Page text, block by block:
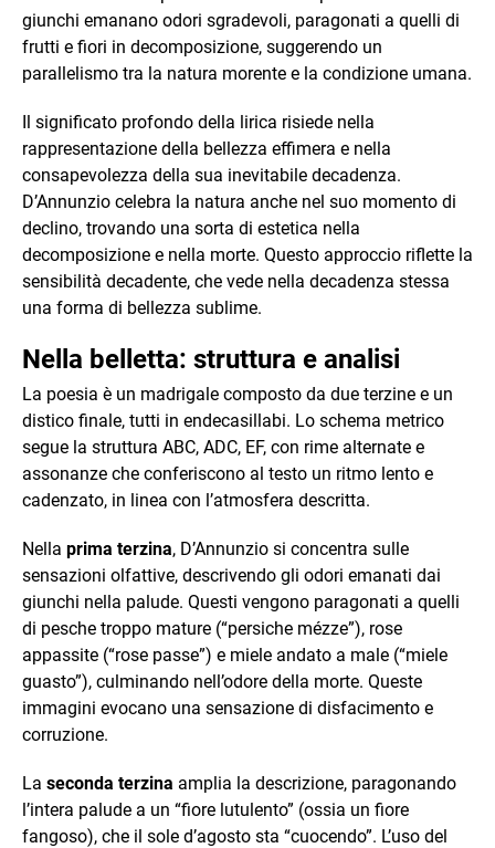
giunchi emanano odori sgradevoli, paragonati a quelli di
frutti e fiori in decomposizione, suggerendo un
parallelismo tra la natura morente e la condizione umana.
Il significato profondo della lirica risiede nella
rappresentazione della bellezza effimera e nella
consapevolezza della sua inevitabile decadenza.
D’Annunzio celebra la natura anche nel suo momento di
declino, trovando una sorta di estetica nella
decomposizione e nella morte. Questo approccio riflette la
sensibilità decadente, che vede nella decadenza stessa
una forma di bellezza sublime.
Nella belletta: struttura e analisi
La poesia è un madrigale composto da due terzine e un
distico finale, tutti in endecasillabi. Lo schema metrico
segue la struttura ABC, ADC, EF, con rime alternate e
assonanze che conferiscono al testo un ritmo lento e
cadenzato, in linea con l’atmosfera descritta.
Nella prima terzina, D’Annunzio si concentra sulle
sensazioni olfattive, descrivendo gli odori emanati dai
giunchi nella palude. Questi vengono paragonati a quelli
di pesche troppo mature (“persiche mézze”), rose
appassite (“rose passe”) e miele andato a male (“miele
guasto”), culminando nell’odore della morte. Queste
immagini evocano una sensazione di disfacimento e
corruzione.
La seconda terzina amplia la descrizione, paragonando
l’intera palude a un “fiore lutulento” (ossia un fiore
fangoso), che il sole d’agosto sta “cuocendo”. L’uso del